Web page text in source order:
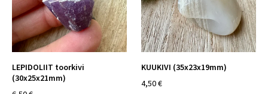
LEPIDOLIIT toorkivi
(30x25x21mm)
KUUKIVI (35x23x19mm)
4,50 €